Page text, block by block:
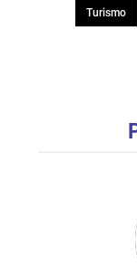
Turismo